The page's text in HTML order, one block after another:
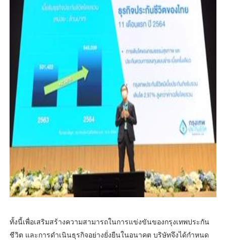
ทั้งนี้เพื่อเสริมสร้างความสามารถในการแข่งขันของกรุงเทพประกัน
ชีวิต และการดำเนินธุรกิจอย่างยั่งยืนในอนาคต บริษัทจึงได้กำหนด